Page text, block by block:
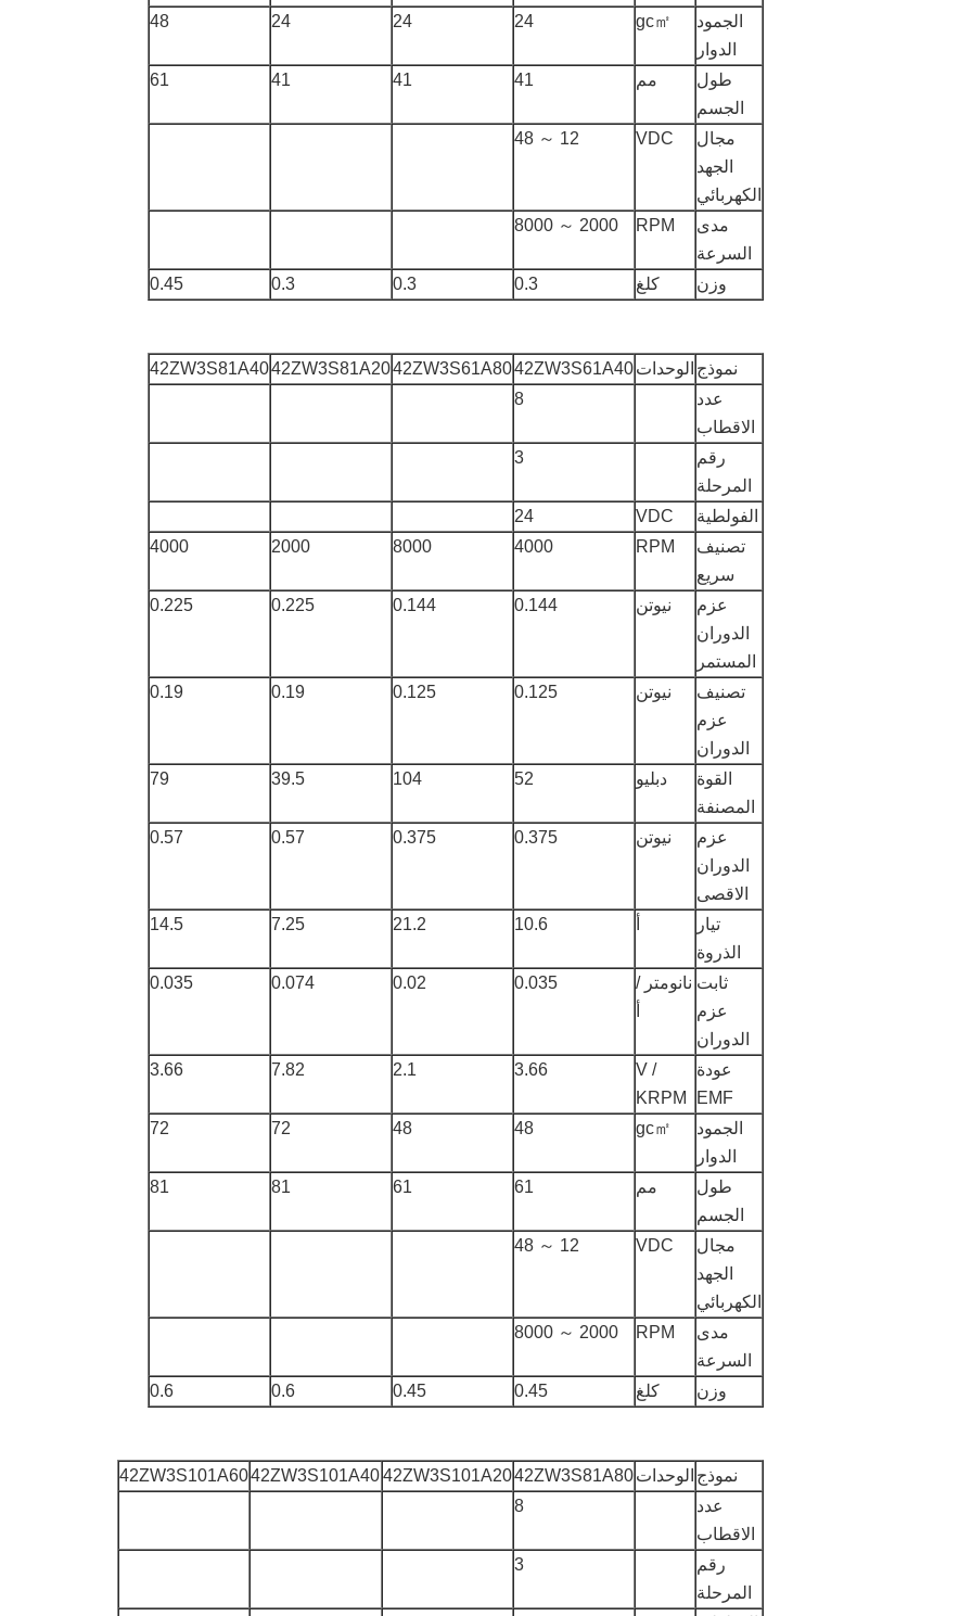
الجمود
الدوار
gc㎡
24
24
24
48
طول
الجسم
مم 41
41
41
61
مجال
الجهد
الكهربائي
VDC
12 ～ 48
مدى
السرعة
RPM
2000 ～ 8000
وزن كلغ 0.3
0.3
0.3
0.45
نموذج الوحدات42ZW3S61A40
42ZW3S61A80
42ZW3S81A20
42ZW3S81A40
عدد
الاقطاب
8
رقم
المرحلة
3
الفولطية VDC
24
تصنيف
سريع
RPM
4000
8000
2000
4000
عزم
الدوران
المستمر
نيوتن 0.144
0.144
0.225
0.225
تصنيف
عزم
الدوران
نيوتن 0.125
0.125
0.19
0.19
القوة
المصنفة
دبليو 52
104
39.5
79
عزم
الدوران
الاقصى
نيوتن 0.375
0.375
0.57
0.57
تيار
الذروة
10.6
21.2
7.25
14.5
ثابت
عزم
الدوران
نانومتر /
0.035
0.02
0.074
0.035
عودة
EMF
V /
KRPM
3.66
2.1
7.82
3.66
الجمود
الدوار
gc㎡
48
48
72
72
طول
الجسم
مم 61
61
81
81
مجال
الجهد
الكهربائي
VDC
12 ～ 48
مدى
السرعة
RPM
2000 ～ 8000
وزن كلغ 0.45
0.45
0.6
0.6
نموذج الوحدات42ZW3S81A80
42ZW3S101A20
42ZW3S101A40
42ZW3S101A60
عدد
الاقطاب
8
رقم
المرحلة
3